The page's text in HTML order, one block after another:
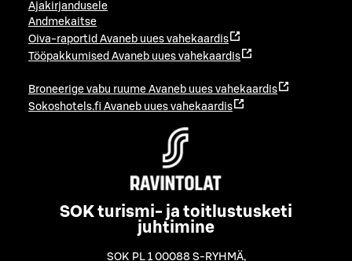
Ajakirjandusele
Andmekaitse
Oiva-raportid Avaneb uues vahekaardis
Tööpakkumised Avaneb uues vahekaardis
Broneerige vabu ruume Avaneb uues vahekaardis
Sokoshotels.fi Avaneb uues vahekaardis
SOK turismi- ja toitlustusketi
juhtimine
SOK PL 1 00088 S-RYHMÄ,